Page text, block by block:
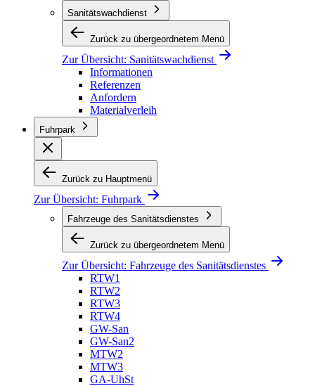
Sanitätswachdienst
Zurück zu übergeordnetem Menü
Zur Übersicht: Sanitätswachdienst
Informationen
Referenzen
Anfordern
Materialverleih
Fuhrpark
Zurück zu Hauptmenü
Zur Übersicht: Fuhrpark
Fahrzeuge des Sanitätsdienstes
Zurück zu übergeordnetem Menü
Zur Übersicht: Fahrzeuge des Sanitätsdienstes
RTW1
RTW2
RTW3
RTW4
GW-San
GW-San2
MTW2
MTW3
GA-UhSt